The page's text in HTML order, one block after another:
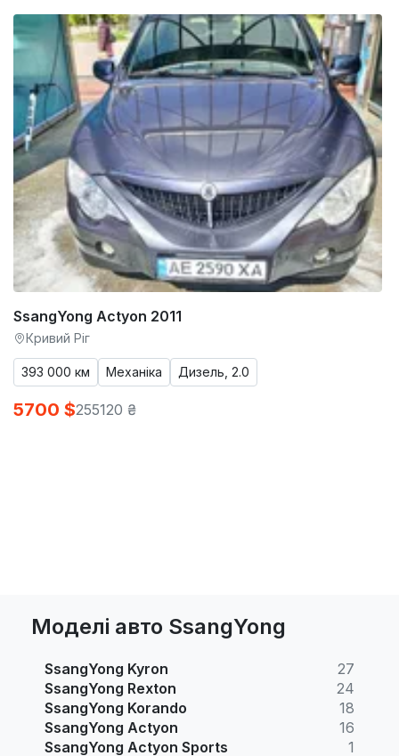
SsangYong Actyon 2011
Кривий Ріг
393 000 км Механіка Дизель, 2.0
5700 $255120 ₴
Моделі авто SsangYong
SsangYong Kyron
27
SsangYong Rexton
24
SsangYong Korando
18
SsangYong Actyon
16
SsangYong Actyon Sports
1